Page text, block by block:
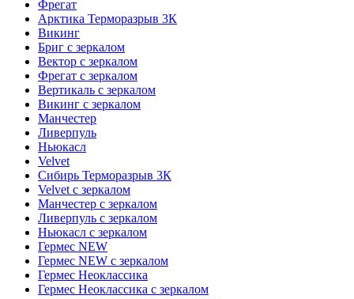
Фрегат
Арктика Терморазрыв 3К
Викинг
Бриг с зеркалом
Вектор с зеркалом
Фрегат с зеркалом
Вертикаль с зеркалом
Викинг с зеркалом
Манчестер
Ливерпуль
Ньюкасл
Velvet
Сибирь Терморазрыв 3К
Velvet с зеркалом
Манчестер с зеркалом
Ливерпуль с зеркалом
Ньюкасл с зеркалом
Гермес NEW
Гермес NEW с зеркалом
Гермес Неоклассика
Гермес Неоклассика с зеркалом